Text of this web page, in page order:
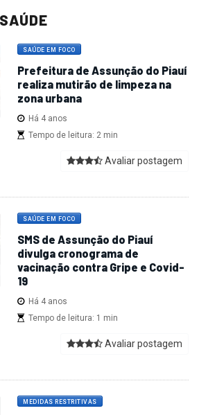
SAÚDE EM FOCO
Prefeitura de Assunção do Piauí
realiza mutirão de limpeza na
zona urbana
Há 4 anos
Tempo de leitura: 2 min
Avaliar postagem
SAÚDE EM FOCO
SMS de Assunção do Piauí
divulga cronograma de
vacinação contra Gripe e Covid-
19
Há 4 anos
Tempo de leitura: 1 min
Avaliar postagem
MEDIDAS RESTRITIVAS